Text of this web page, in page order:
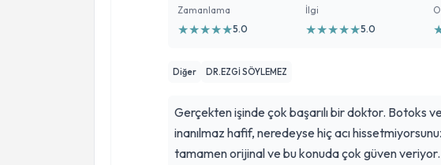
Zamanlama
★★★★★5.0
İlgi
★★★★★5.0
Diğer DR.EZGİ SÖYLEMEZ
Gerçekten işinde çok başarılı bir doktor. Botoks
inanılmaz hafif, neredeyse hiç acı
tamamen orijinal ve bu konuda çok güven